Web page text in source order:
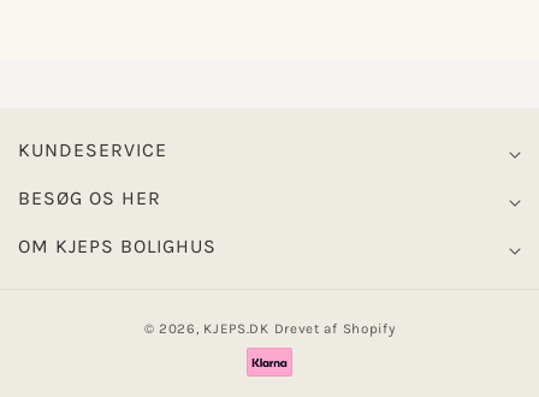
KUNDESERVICE
BESØG OS HER
OM KJEPS BOLIGHUS
© 2026, KJEPS.DK Drevet af Shopify
Betalingsmetoder